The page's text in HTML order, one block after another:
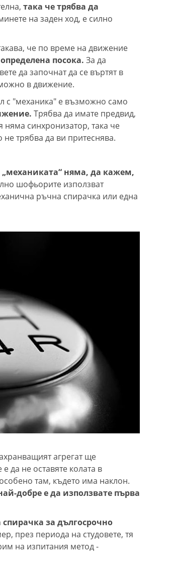
така че трябва да
на заден ход, е силно
че по време на движение
посока. За да
да започнат да се въртят в
в движение.
с "механика" е възможно само
Трябва да имате предвид,
няма синхронизатор, така че
не трябва да ви притеснява.
„механиката“ няма, да кажем,
шофьорите използват
ръчна спирачка или една
агрегат ще
да не оставяте колата в
там, където има наклон.
добре е да използвате първа
за дългосрочно
през периода на студовете, тя
на изпитания метод -